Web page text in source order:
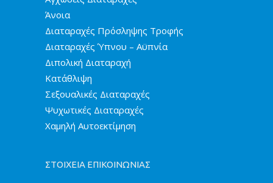
Άνοια
Διαταραχές Πρόσληψης Τροφής
Διαταραχές Ύπνου – Αϋπνία
Διπολική Διαταραχή
Κατάθλιψη
Σεξουαλικές Διαταραχές
Ψυχωτικές Διαταραχές
Χαμηλή Αυτοεκτίμηση
ΣΤΟΙΧΕΙΑ ΕΠΙΚΟΙΝΩΝΙΑΣ